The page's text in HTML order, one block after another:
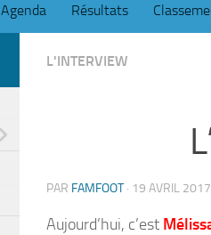
Agenda Résultats
L'INTERVIEW
PAR FAMFOOT · 19 AVRIL 2017
Aujourd’hui, c’est